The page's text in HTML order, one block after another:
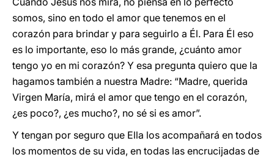
somos, sino en todo el amor que tenemos en el
corazón para brindar y para seguirlo a Él. Para Él eso
es lo importante, eso lo más grande, ¿cuánto amor
tengo yo en mi corazón? Y esa pregunta quiero que la
hagamos también a nuestra Madre: “Madre, querida
Virgen María, mirá el amor que tengo en el corazón,
¿es poco?, ¿es mucho?, no sé si es amor”.
Y tengan por seguro que Ella los acompañará en todos
los momentos de su vida, en todas las encrucijadas de